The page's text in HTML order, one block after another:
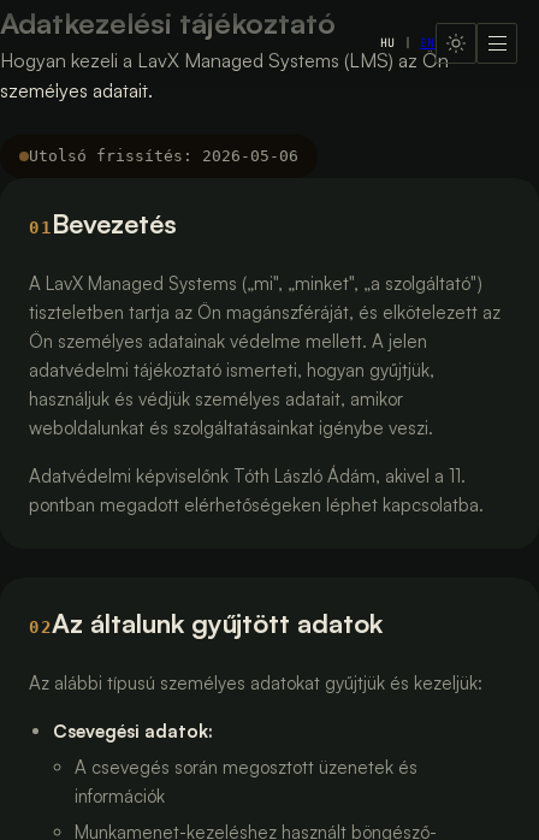
LavX Managed Systems
HU | EN
Adatkezelési tájékoztató
Hogyan kezeli a LavX Managed Systems (LMS) az Ön
személyes adatait.
Utolsó frissítés: 2026-05-06
01 Bevezetés
A LavX Managed Systems („mi", „minket", „a szolgáltató")
tiszteletben tartja az Ön magánszféráját, és elkötelezett az
Ön személyes adatainak védelme mellett. A jelen
adatvédelmi tájékoztató ismerteti, hogyan gyűjtjük,
használjuk és védjük személyes adatait, amikor
weboldalunkat és szolgáltatásainkat igénybe veszi.
Adatvédelmi képviselőnk Tóth László Ádám, akivel a 11.
pontban megadott elérhetőségeken léphet kapcsolatba.
02Az általunk gyűjtött adatok
Az alábbi típusú személyes adatokat gyűjtjük és kezeljük:
Csevegési adatok:
A csevegés során megosztott üzenetek és
információk
Munkamenet-kezeléshez használt böngésző-